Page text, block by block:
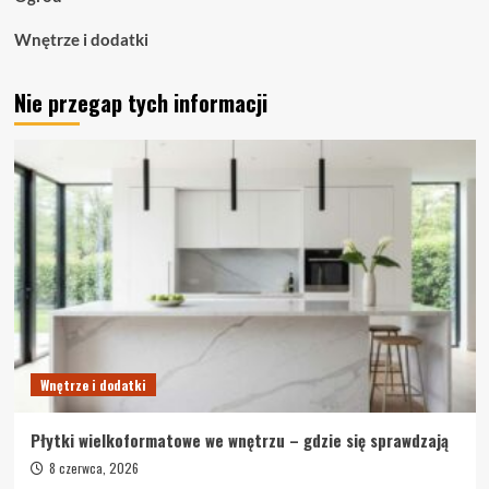
Wnętrze i dodatki
Nie przegap tych informacji
Wnętrze i dodatki
Płytki wielkoformatowe we wnętrzu – gdzie się sprawdzają
8 czerwca, 2026